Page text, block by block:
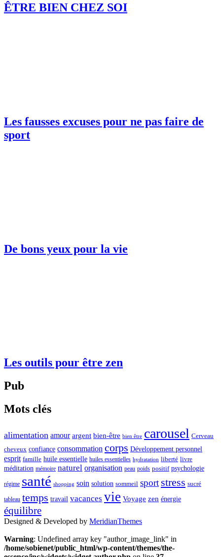
ÊTRE BIEN CHEZ SOI
Les fausses excuses pour ne pas faire de
sport
De bons yeux pour la vie
Les outils pour être zen
Pub
Mots clés
alimentation amour argent bien-être bien être carousel Cerveau
cheveux confiance consommation corps Développement personnel
esprit famille huile essentielle huiles essentielles hydratation liberté livre
méditation mémoire naturel organisation peau poids positif psychologie
régime santé shopping soin solution sommeil sport stress sucré
tableau temps travail vacances vie Voyage zen énergie
équilibre
Designed & Developed by MeridianThemes
Warning: Undefined array key "author_image_link" in
/home/sobienet/public_html/wp-content/themes/the-